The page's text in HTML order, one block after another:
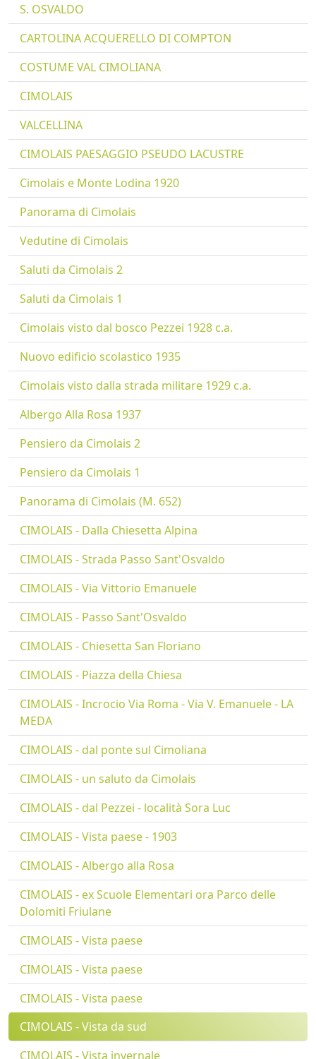
S. OSVALDO
CARTOLINA ACQUERELLO DI COMPTON
COSTUME VAL CIMOLIANA
CIMOLAIS
VALCELLINA
CIMOLAIS PAESAGGIO PSEUDO LACUSTRE
Cimolais e Monte Lodina 1920
Panorama di Cimolais
Vedutine di Cimolais
Saluti da Cimolais 2
Saluti da Cimolais 1
Cimolais visto dal bosco Pezzei 1928 c.a.
Nuovo edificio scolastico 1935
Cimolais visto dalla strada militare 1929 c.a.
Albergo Alla Rosa 1937
Pensiero da Cimolais 2
Pensiero da Cimolais 1
Panorama di Cimolais (M. 652)
CIMOLAIS - Dalla Chiesetta Alpina
CIMOLAIS - Strada Passo Sant'Osvaldo
CIMOLAIS - Via Vittorio Emanuele
CIMOLAIS - Passo Sant'Osvaldo
CIMOLAIS - Chiesetta San Floriano
CIMOLAIS - Piazza della Chiesa
CIMOLAIS - Incrocio Via Roma - Via V. Emanuele - LA
MEDA
CIMOLAIS - dal ponte sul Cimoliana
CIMOLAIS - un saluto da Cimolais
CIMOLAIS - dal Pezzei - località Sora Luc
CIMOLAIS - Vista paese - 1903
CIMOLAIS - Albergo alla Rosa
CIMOLAIS - ex Scuole Elementari ora Parco delle
Dolomiti Friulane
CIMOLAIS - Vista paese
CIMOLAIS - Vista paese
CIMOLAIS - Vista paese
CIMOLAIS - Vista da sud
CIMOLAIS - Vista invernale